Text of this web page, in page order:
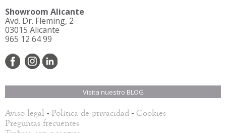
Showroom Alicante
Avd. Dr. Fleming, 2
03015 Alicante
965 12 64 99
Visita nuestro BLOG
Aviso legal - Política de privacidad - Cookies
Preguntas frecuentes